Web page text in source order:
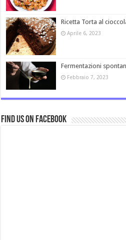
Ricetta Torta al
Aprile 6, 2023
Fermentazioni
Febbraio 7, 2023
Find us on Facebook